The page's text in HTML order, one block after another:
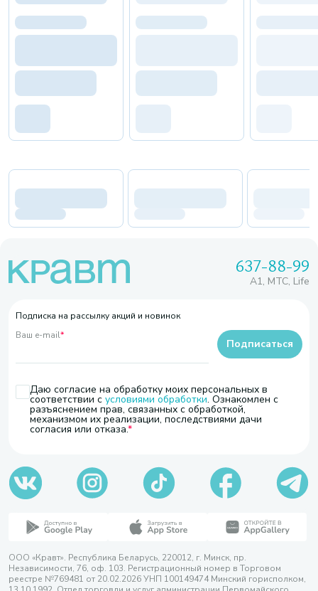
637-88-99
A1, МТС, Life
Подписка на рассылку акций и новинок
Ваш e-mail*
Даю согласие на обработку моих персональных в
соответствии с условиями обработки. Ознакомлен с
разъяснением прав, связанных с обработкой,
механизмом их реализации, последствиями дачи
согласия или отказа.
Подписаться
ООО «Кравт». Республика Беларусь, 220012, г. Минск, пр.
Независимости, 76, оф. 103. Регистрационный номер в Торговом
реестре №769481 от 20.02.2026 УНП 100149474 Минский горисполком,